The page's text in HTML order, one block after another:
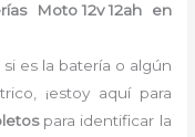
Moto 12v 12ah en
es la batería o algún
¡estoy aquí para
para identificar la